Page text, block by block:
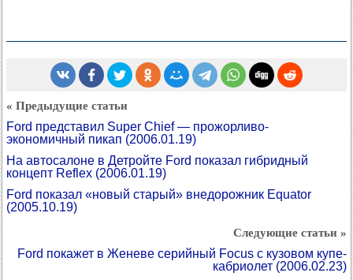
« Предыдущие статьи
Ford представил Super Chief — прожорливо-
экономичный пикап (2006.01.19)
На автосалоне в Детройте Ford показал гибридный
концепт Reflex (2006.01.19)
Ford показал «новый старый» внедорожник Equator
(2005.10.19)
Следующие статьи »
Ford покажет в Женеве серийный Focus с кузовом купе-
кабриолет (2006.02.23)